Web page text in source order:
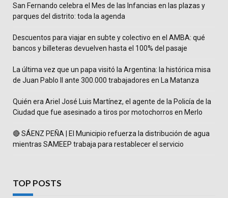
San Fernando celebra el Mes de las Infancias en las plazas y
parques del distrito: toda la agenda
Descuentos para viajar en subte y colectivo en el AMBA: qué
bancos y billeteras devuelven hasta el 100% del pasaje
La última vez que un papa visitó la Argentina: la histórica misa
de Juan Pablo II ante 300.000 trabajadores en La Matanza
Quién era Ariel José Luis Martínez, el agente de la Policía de la
Ciudad que fue asesinado a tiros por motochorros en Merlo
🔴 SÁENZ PEÑA | El Municipio refuerza la distribución de agua
mientras SAMEEP trabaja para restablecer el servicio
TOP POSTS